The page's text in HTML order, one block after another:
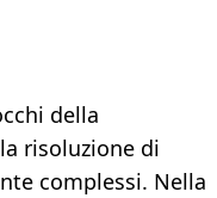
della
risoluzione di
complessi. Nella